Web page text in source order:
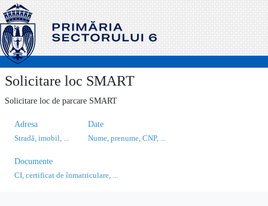
Solicitare loc SMART
Solicitare loc de parcare SMART
Adresa
Stradă, imobil, ...
Date
Nume, prenume, CNP, ...
Documente
CI, certificat de înmatriculare, ...